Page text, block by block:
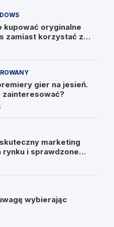
kupować oryginalne
zamiast korzystać z
źródeł?
gier na jesień.
zainteresować?
marketing
rynku i sprawdzone
wybierając